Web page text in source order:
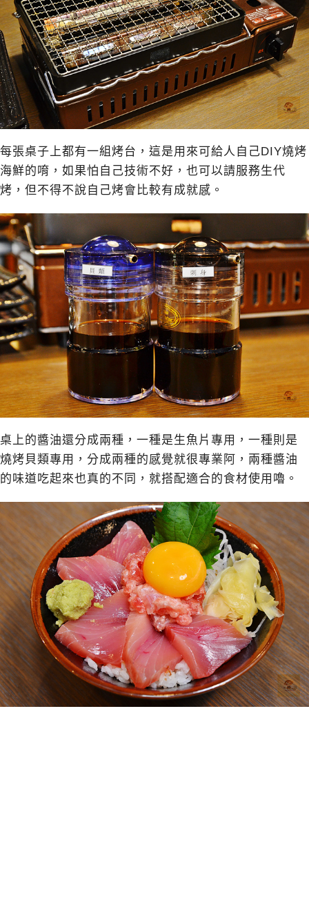
每張桌子上都有一組烤台，這是用來可給人自己DIY燒烤
海鮮的唷，如果怕自己技術不好，也可以請服務生代
烤，但不得不說自己烤會比較有成就感。
桌上的醬油還分成兩種，一種是生魚片專用，一種則是
燒烤貝類專用，分成兩種的感覺就很專業阿，兩種醬油
的味道吃起來也真的不同，就搭配適合的食材使用嚕。